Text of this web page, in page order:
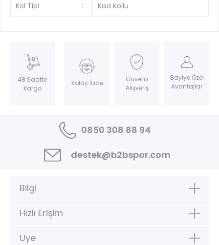
Kol Tipi : Kısa Kollu
48 Saatte
Kargo
Kolay İade
Güvenli
Alışveriş
Bayiye Özel
Avantajlar
0850 308 88 94
destek@b2bspor.com
Bilgi
Hızlı Erişim
Üye